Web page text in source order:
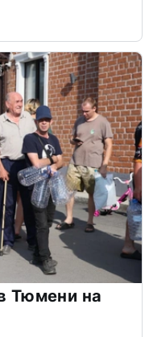
Тюмени на